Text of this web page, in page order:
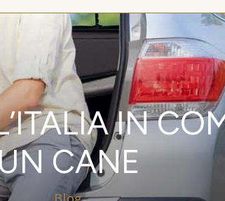
IN
CANE